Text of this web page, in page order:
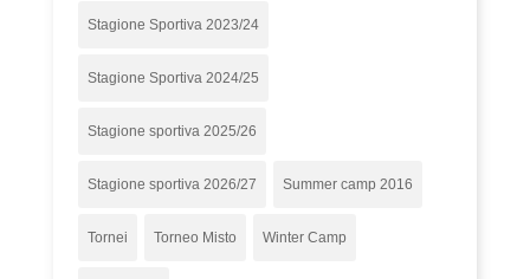
Stagione Sportiva 2023/24
Stagione Sportiva 2024/25
Stagione sportiva 2025/26
Stagione sportiva 2026/27 Summer camp 2016
Tornei Torneo Misto Winter Camp